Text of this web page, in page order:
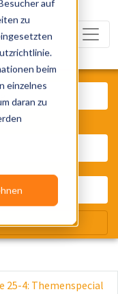
auf
zu
beim
einzelnes
daran zu
25-4: Themenspecial
Zelte, Bands,